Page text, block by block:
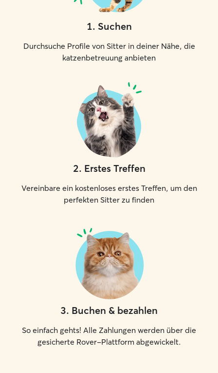
1. Suchen
Durchsuche Profile von Sitter in deiner Nähe, die
katzenbetreuung anbieten
2. Erstes Treffen
Vereinbare ein kostenloses erstes Treffen, um den
perfekten Sitter zu finden
3. Buchen & bezahlen
So einfach gehts! Alle Zahlungen werden über die
gesicherte Rover-Plattform abgewickelt.